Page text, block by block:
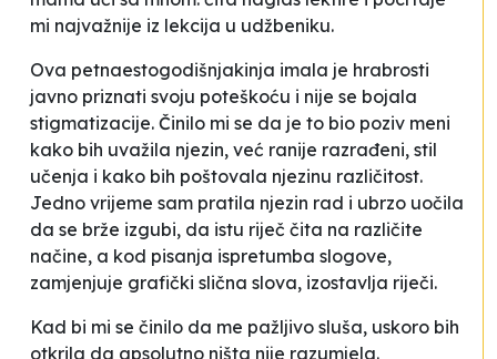
mi najvažnije iz lekcija u udžbeniku.
Ova petnaestogodišnjakinja imala je hrabrosti
javno priznati svoju poteškoću i nije se bojala
stigmatizacije. Činilo mi se da je to bio poziv meni
kako bih uvažila njezin, već ranije razrađeni, stil
učenja i kako bih poštovala njezinu različitost.
Jedno vrijeme sam pratila njezin rad i ubrzo uočila
da se brže izgubi, da istu riječ čita na različite
načine, a kod pisanja ispretumba slogove,
zamjenjuje grafički slična slova, izostavlja riječi.
Kad bi mi se činilo da me pažljivo sluša, uskoro bih
otkrila da apsolutno ništa nije razumjela.